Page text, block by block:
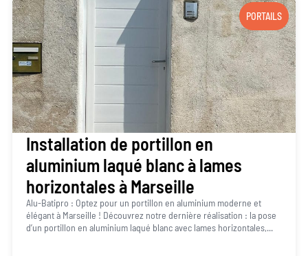
PORTAILS
Installation de portillon en
aluminium laqué blanc à lames
horizontales à Marseille
Alu-Batipro : Optez pour un portillon en aluminium moderne et
élégant à Marseille ! Découvrez notre dernière réalisation : la pose
d’un portillon en aluminium laqué blanc avec lames horizontales,...